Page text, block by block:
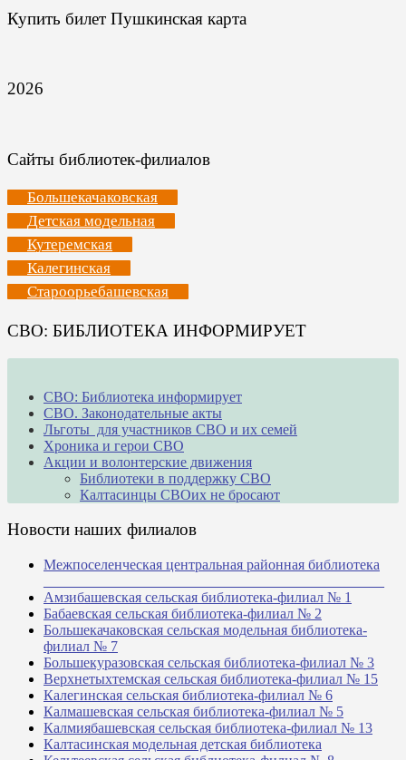
Купить билет Пушкинская карта
2026
Сайты библиотек-филиалов
Большекачаковская
Детская модельная
Кутеремская
Калегинская
Староорьебашевская
СВО: БИБЛИОТЕКА ИНФОРМИРУЕТ
СВО: Библиотека информирует
СВО. Законодательные акты
Льготы для участников СВО и их семей
Хроника и герои СВО
Акции и волонтерские движения
Библиотеки в поддержку СВО
Калтасинцы СВОих не бросают
Новости наших филиалов
Межпоселенческая центральная районная библиотека
Амзибашевская сельская библиотека-филиал № 1
Бабаевская сельская библиотека-филиал № 2
Большекачаковская сельская модельная библиотека-
филиал № 7
Большекуразовская сельская библиотека-филиал № 3
Верхнетыхтемская сельская библиотека-филиал № 15
Калегинская сельская библиотека-филиал № 6
Калмашевская сельская библиотека-филиал № 5
Калмиябашевская сельская библиотека-филиал № 13
Калтасинская модельная детская библиотека